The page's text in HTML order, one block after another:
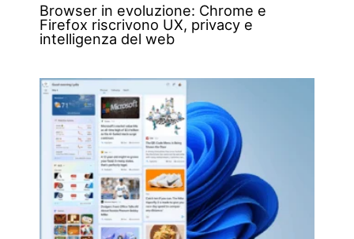
Browser in evoluzione: Chrome e
Firefox riscrivono UX, privacy e
intelligenza del web